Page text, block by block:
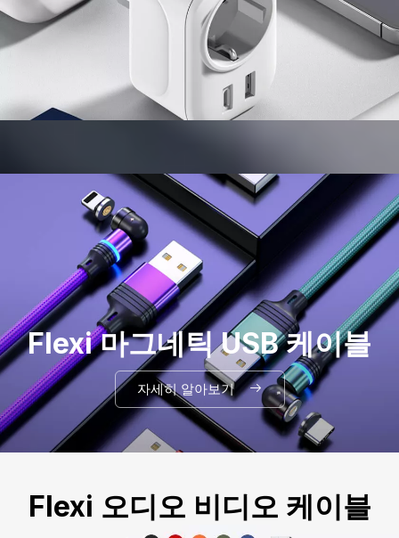
Flexi 마그네틱 USB 케이블
자세히 알아보기
Flexi 오디오 비디오 케이블